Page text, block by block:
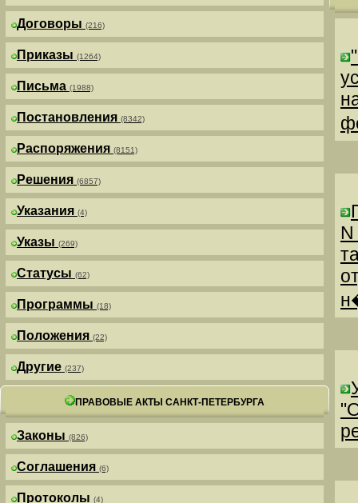
Договоры (216)
Приказы (1264)
Письма (1988)
Постановления (8342)
Распоряжения (8151)
Решения (6857)
Указания (4)
Указы (269)
Статусы (62)
Программы (18)
Положения (22)
Другие (237)
ПРАВОВЫЕ АКТЫ САНКТ-ПЕТЕРБУРГА
Законы (826)
Соглашения (6)
Протоколы (4)